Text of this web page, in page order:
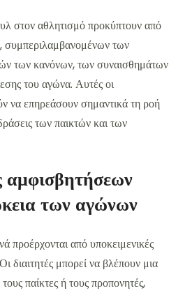
στον αθλητισμό προκύπτουν από
συμπεριλαμβανομένων των
των κανόνων, των συναισθημάτων
του αγώνα. Αυτές οι
να επηρεάσουν σημαντικά τη ροή
των παικτών και των
αμφισβητήσεων
των αγώνων
προέρχονται από υποκειμενικές
διαιτητές μπορεί να βλέπουν μια
παίκτες ή τους προπονητές,